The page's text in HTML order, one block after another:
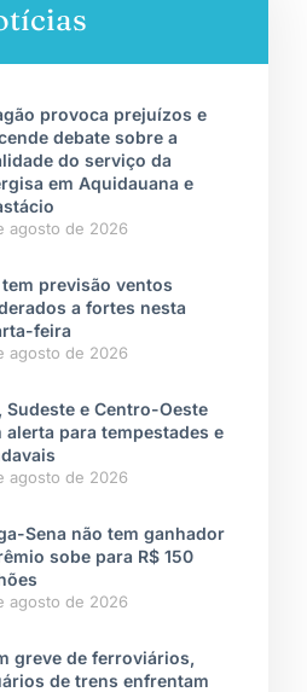
provoca prejuízos e
debate sobre a
do serviço da
em Aquidauana e
agosto de 2026
tem previsão ventos
a fortes nesta
feira
agosto de 2026
Sudeste e Centro-Oeste
alerta para tempestades e
agosto de 2026
Sena não tem ganhador
sobe para R$ 150
agosto de 2026
greve de ferroviários,
de trens enfrentam